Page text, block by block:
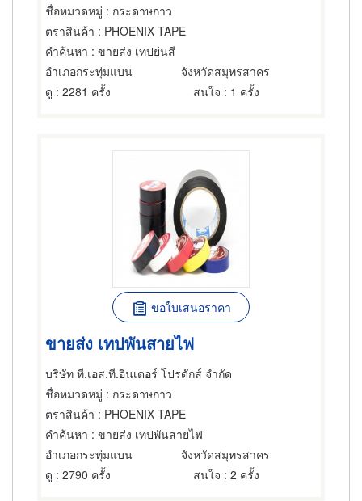
ชื่อหมวดหมู่ : กระดาษกาว
ตราสินค้า : PHOENIX TAPE
คำค้นหา : ขายส่ง เทปย่นสี
อำเภอกระทุ่มแบน
จังหวัดสมุทรสาคร
ดู : 2281 ครั้ง สนใจ : 1 ครั้ง
ขอใบเสนอราคา
ขายส่ง เทปพันสายไฟ
บริษัท ที.เอส.ที.อินเตอร์ โปรดักส์ จำกัด
ชื่อหมวดหมู่ : กระดาษกาว
ตราสินค้า : PHOENIX TAPE
คำค้นหา : ขายส่ง เทปพันสายไฟ
อำเภอกระทุ่มแบน
จังหวัดสมุทรสาคร
ดู : 2790 ครั้ง สนใจ : 2 ครั้ง